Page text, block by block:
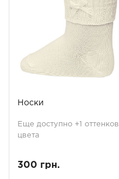
Носки
Еще доступно +1 оттенков
цвета
300 грн.